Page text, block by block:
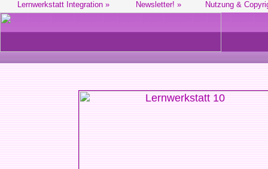
Lernwerkstatt Integration » Newsletter! » Nutzung &